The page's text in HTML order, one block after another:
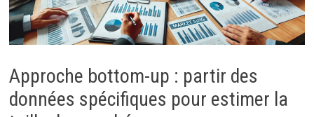
Approche bottom-up : partir des
données spécifiques pour estimer la